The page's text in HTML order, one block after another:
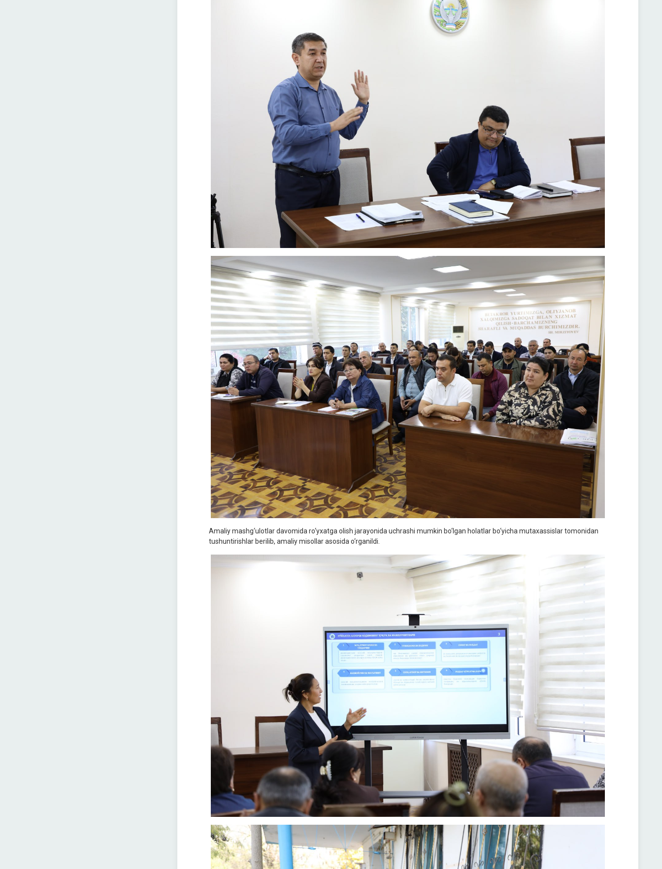
Amaliy mashg‘ulotlar davomida ro‘yxatga olish jarayonida uchrashi mumkin bo‘lgan holatlar bo‘yicha mutaxassislar tomonidan
tushuntirishlar berilib, amaliy misollar asosida o‘rganildi.